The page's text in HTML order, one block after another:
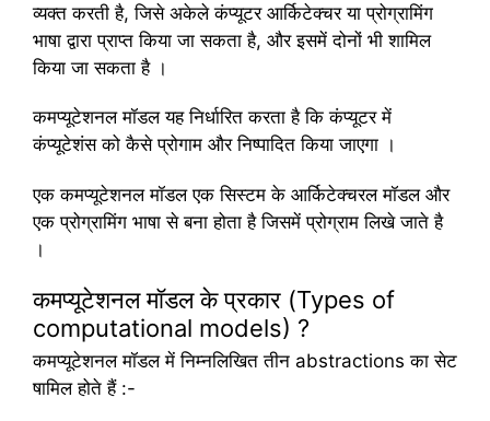
व्यक्त करती है, जिसे अकेले कंप्यूटर आर्किटेक्चर या प्रोग्रामिंग
भाषा द्वारा प्राप्त किया जा सकता है, और इसमें दोनों भी शामिल
किया जा सकता है ।
कमप्यूटेशनल मॉडल यह निर्धारित करता है कि कंप्यूटर में
कंप्यूटेशंस को कैसे प्रोगाम और निष्पादित किया जाएगा ।
एक कमप्यूटेशनल मॉडल एक सिस्टम के आर्किटेक्चरल मॉडल और
एक प्रोग्रामिंग भाषा से बना होता है जिसमें प्रोग्राम लिखे जाते है
।
कमप्यूटेशनल मॉडल के प्रकार (Types of
computational models) ?
कमप्यूटेशनल मॉडल में निम्नलिखित तीन abstractions का सेट
षामिल होते हैं :-